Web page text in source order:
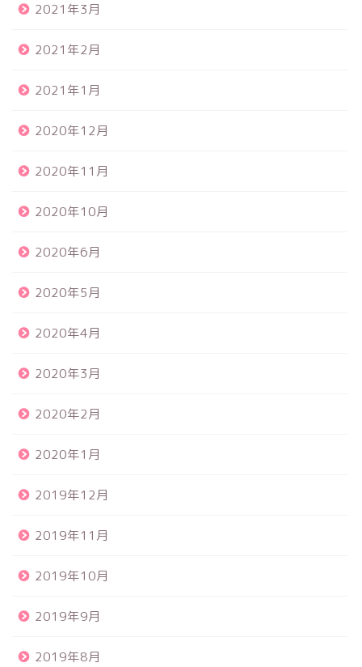
2021年3月
2021年2月
2021年1月
2020年12月
2020年11月
2020年10月
2020年6月
2020年5月
2020年4月
2020年3月
2020年2月
2020年1月
2019年12月
2019年11月
2019年10月
2019年9月
2019年8月